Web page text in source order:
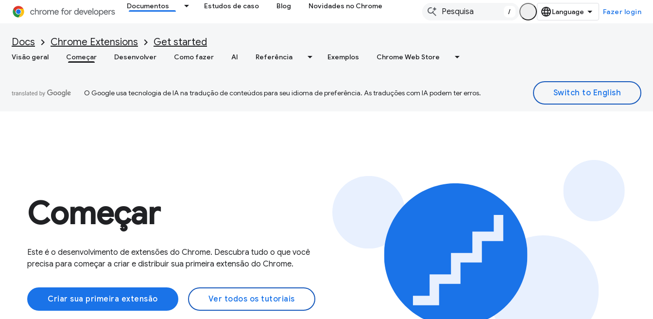
Documentos Estudos de caso Blog Novidades no Chrome
/ Fazer login
Docs Chrome Extensions Get started
Visão geral Começar Desenvolver Como fazer AI Referência Exemplos Chrome Web Store
O Google usa tecnologia de IA na tradução de conteúdos para seu idioma de preferência. As traduções com IA podem ter erros.
Começar
Este é o desenvolvimento de extensões do Chrome. Descubra tudo o que você
precisa para começar a criar e distribuir sua primeira extensão do Chrome.
Criar sua primeira extensão Ver todos os tutoriais